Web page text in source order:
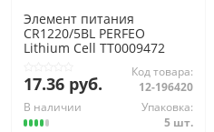
Элемент питания
CR1220/5BL PERFEO
Lithium Cell ТТ0009472
17.36 руб.
Код товара:
12-196420
В наличии
Упаковка:
5 шт.